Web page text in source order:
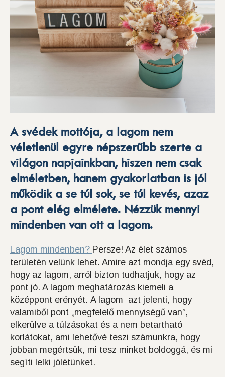
A svédek mottója, a lagom nem
véletlenül egyre népszerűbb szerte a
világon napjainkban, hiszen nem csak
elméletben, hanem gyakorlatban is jól
működik a se túl sok, se túl kevés, azaz
a pont elég elmélete. Nézzük mennyi
mindenben van ott a lagom.
Lagom mindenben? Persze! Az élet számos
területén velünk lehet. Amire azt mondja egy svéd,
hogy az lagom, arról bizton tudhatjuk, hogy az
pont jó. A lagom meghatározás kiemeli a
középpont erényét. A lagom azt jelenti, hogy
valamiből pont „megfelelő mennyiségű van”,
elkerülve a túlzásokat és a nem betartható
korlátokat, ami lehetővé teszi számunkra, hogy
jobban megértsük, mi tesz minket boldoggá, és mi
segíti lelki jólétünket.